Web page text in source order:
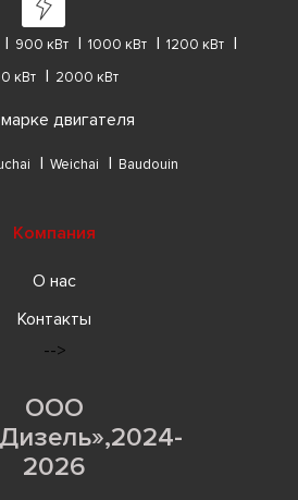
900 кВт 1000 кВт
1200 кВт
кВт
2000 кВт
двигателя
Weichai Baudouin
Компания
О нас
Контакты
-->
ООО
2026